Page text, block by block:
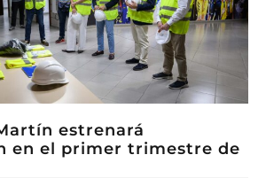
estrenará
en el primer trimestre de